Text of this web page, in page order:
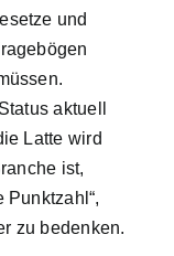
und
aktuell
Latte wird
ist,
zu bedenken.